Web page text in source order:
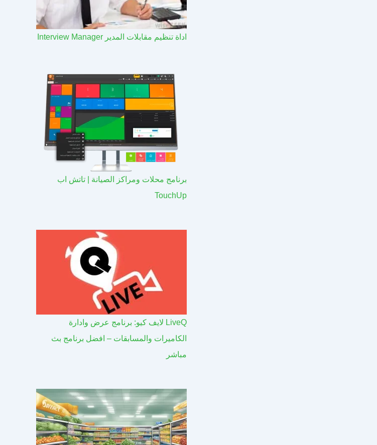
اداة تنظيم مقابلات المدير Interview Manager
برنامج محلات ومراكز الصيانة | تاتش اب
TouchUp
LiveQ لايف كيو: برنامج عرض وادارة
الكاميرات والمسابقات – افضل برنامج بث
مباشر